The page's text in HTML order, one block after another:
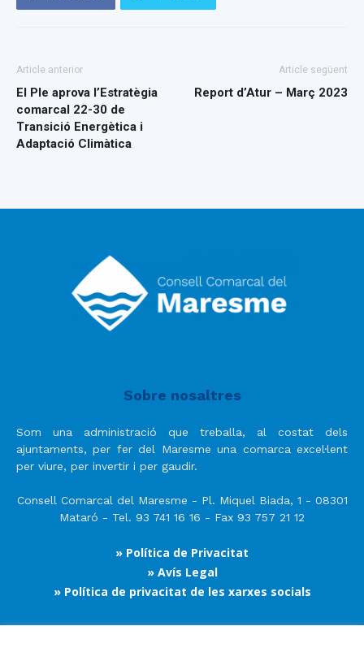
Article anterior
El Ple aprova l’Estratègia
comarcal 22-30 de
Transició Energètica i
Adaptació Climàtica
Article següent
Report d’Atur – Març 2023
Sobre nosaltres
Som una administració que treballa, al costat dels
ajuntaments, per fer del Maresme una comarca excel·lent
per viure, per invertir i per gaudir.
Consell Comarcal del Maresme - Pl. Miquel Biada, 1 - 08301
Mataró - Tel. 93 741 16 16 - Fax 93 757 21 12
» Política de Privacitat
» Avís Legal
» Política de privacitat de les xarxes socials